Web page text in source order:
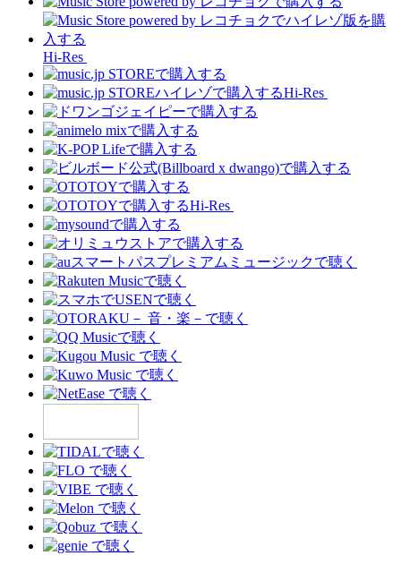
Hi-Res
Hi-Res
Hi-Res